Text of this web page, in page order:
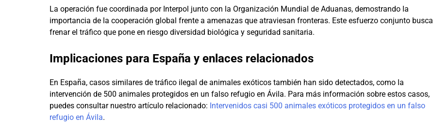
La operación fue coordinada por Interpol junto con la Organización Mundial de Aduanas, demostrando la
importancia de la cooperación global frente a amenazas que atraviesan fronteras. Este esfuerzo conjunto busca
frenar el tráfico que pone en riesgo diversidad biológica y seguridad sanitaria.
Implicaciones para España y enlaces relacionados
En España, casos similares de tráfico ilegal de animales exóticos también han sido detectados, como la
intervención de 500 animales protegidos en un falso refugio en Ávila. Para más información sobre estos casos,
puedes consultar nuestro artículo relacionado: Intervenidos casi 500 animales exóticos protegidos en un falso
refugio en Ávila.